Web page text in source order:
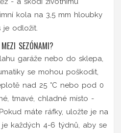
kola na 3,5 mm hloubky
je odložit.
SEZÓNAMI?
garáže nebo do sklepa,
se mohou poškodit,
nad 25 °C nebo pod 0
tmavé, chladné místo -
máte ráfky, uložte je na
každých 4-6 týdnů, aby se